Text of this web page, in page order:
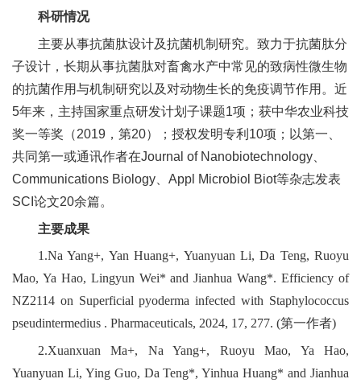
流
作
党
工
作
科研情况
主要从事抗菌肽设计及抗菌机制研究。致力于抗菌肽分
子设计，长期从事抗菌肽对畜禽水产中常见的致病性微生物
的抗菌作用与机制研究以及对动物生长的免疫调节作用。近
5年来，主持国家重点研发计划子课题1项；获中华农业科技
奖一等奖（2019，第20）；授权发明专利10项；以第一、
共同第一或通讯作者在Journal of Nanobiotechnology、
Communications Biology、Appl Microbiol Biot等杂志发表
SCI论文20余篇。
主要成果
1.Na Yang+, Yan Huang+, Yuanyuan Li, Da Teng, Ruoyu
Mao, Ya Hao, Lingyun Wei* and Jianhua Wang*. Efficiency of
NZ2114 on Superficial pyoderma infected with Staphylococcus
pseudintermedius . Pharmaceuticals, 2024, 17, 277. (第一作者)
2.Xuanxuan Ma+, Na Yang+, Ruoyu Mao, Ya Hao,
Yuanyuan Li, Ying Guo, Da Teng*, Yinhua Huang* and Jianhua